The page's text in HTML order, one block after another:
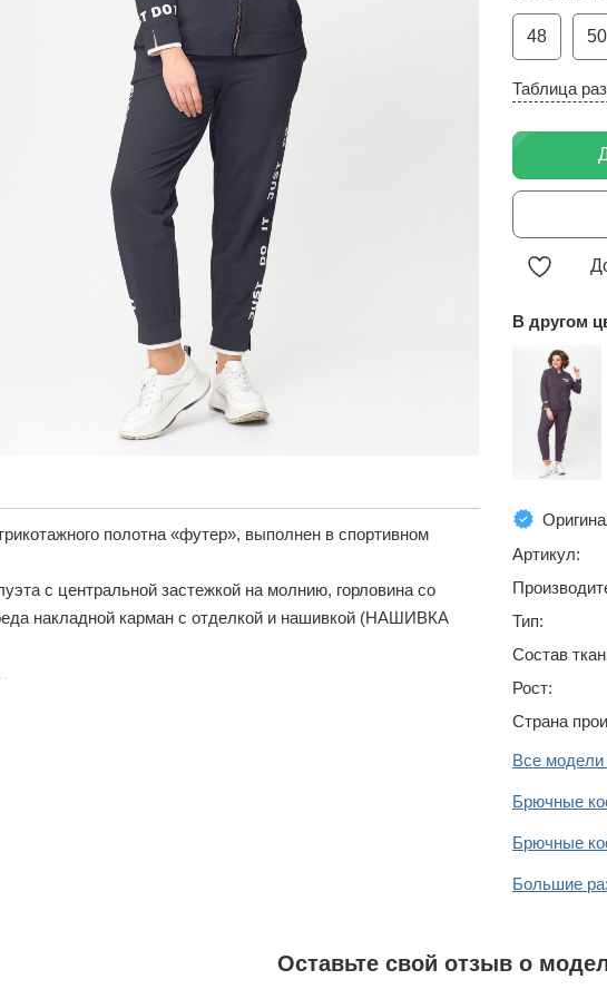
полотна «футер», выполнен в спортивном
с центральной застежкой на молнию, горловина со
накладной карман с отделкой и нашивкой (НАШИВКА
48 50
Таблица
В другом
Артикул:
Тип:
Состав
Рост:
Страна
Все модели
Брючные
Брючные
Большие
Оставьте свой отзыв о